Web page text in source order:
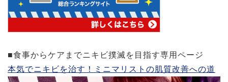
■食事からケアまでニキビ撲滅を目指す専用ページ
本気でニキビを治す！ミニマリストの肌質改善への道